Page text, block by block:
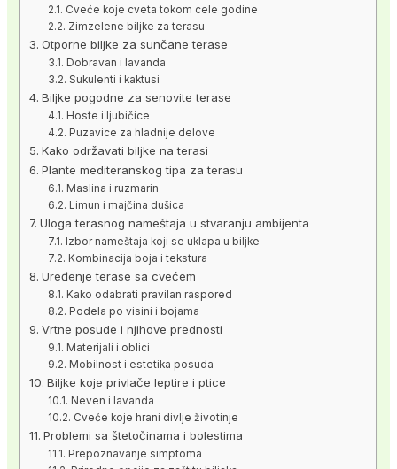
Cveće koje cveta tokom cele godine
Zimzelene biljke za terasu
Otporne biljke za sunčane terase
Dobravan i lavanda
Sukulenti i kaktusi
Biljke pogodne za senovite terase
Hoste i ljubičice
Puzavice za hladnije delove
Kako održavati biljke na terasi
Plante mediteranskog tipa za terasu
Maslina i ruzmarin
Limun i majčina dušica
Uloga terasnog nameštaja u stvaranju ambijenta
Izbor nameštaja koji se uklapa u biljke
Kombinacija boja i tekstura
Uređenje terase sa cvećem
Kako odabrati pravilan raspored
Podela po visini i bojama
Vrtne posude i njihove prednosti
Materijali i oblici
Mobilnost i estetika posuda
Biljke koje privlače leptire i ptice
Neven i lavanda
Cveće koje hrani divlje životinje
Problemi sa štetočinama i bolestima
Prepoznavanje simptoma